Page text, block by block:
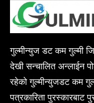
गुल्मीन्युज डट कम गुल्मी
देखी सन्चालित अन्लाईन
रहेको गुल्मीन्युजडट कम
पत्रकारिता पुरस्कारबाट